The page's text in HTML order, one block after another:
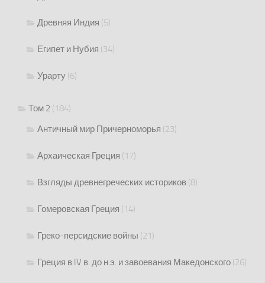
Древняя Индия (5)
Египет и Нубия (34)
Урарту (6)
Том 2 (184)
Античный мир Причерноморья (23)
Архаическая Греция (17)
Взгляды древнегреческих историков (8)
Гомеровская Греция (14)
Греко-персидские войны (21)
Греция в IV в. до н.э. и завоевания Македонского (26)